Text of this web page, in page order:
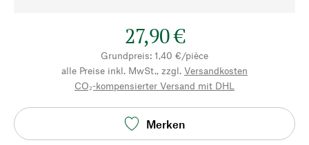
27,90 €
Grundpreis: 1,40 €/pièce
alle Preise inkl. MwSt., zzgl. Versandkosten
CO₂-kompensierter Versand mit DHL
Merken